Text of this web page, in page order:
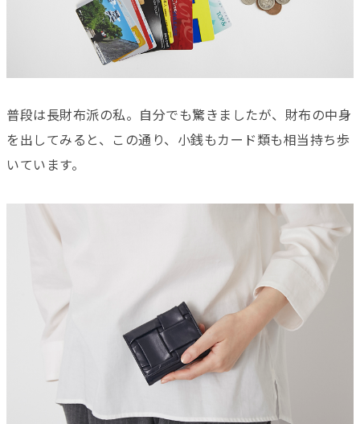
普段は長財布派の私。自分でも驚きましたが、財布の中身
を出してみると、この通り、小銭もカード類も相当持ち歩
いています。